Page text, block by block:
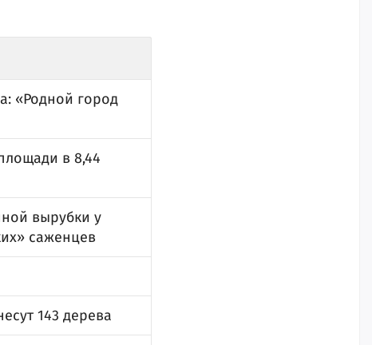
«Родной город
в 8,44
вырубки у
саженцев
143 дерева